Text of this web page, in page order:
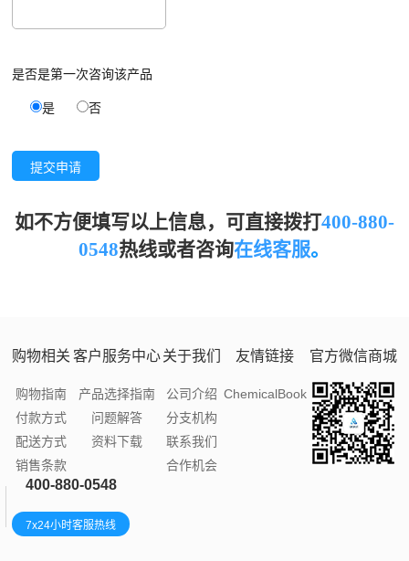
是否是第一次咨询该产品
是 否
提交申请
如不方便填写以上信息，可直接拨打400-880-
0548热线或者咨询在线客服。
购物相关
购物指南
付款方式
配送方式
销售条款
客户服务中心
产品选择指南
问题解答
资料下载
关于我们
公司介绍
分支机构
联系我们
合作机会
友情链接
ChemicalBook
官方微信商城
400-880-0548
7x24小时客服热线